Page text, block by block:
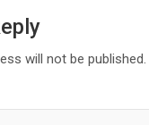
will not be published.